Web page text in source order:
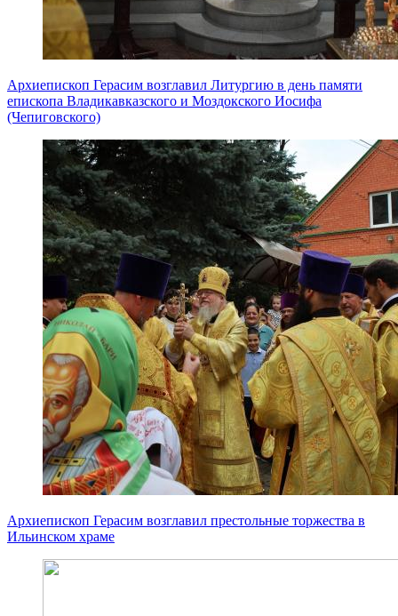
Архиепископ Герасим возглавил Литургию в день памяти
епископа Владикавказского и Моздокского Иосифа
(Чепиговского)
Архиепископ Герасим возглавил престольные торжества в
Ильинском храме